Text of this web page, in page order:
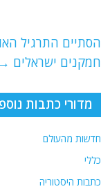
הסתיים התרגיל
חמקנים ישראלים →
מדורי כתבות
חדשות מהעולם
כללי
כתבות היסטוריה